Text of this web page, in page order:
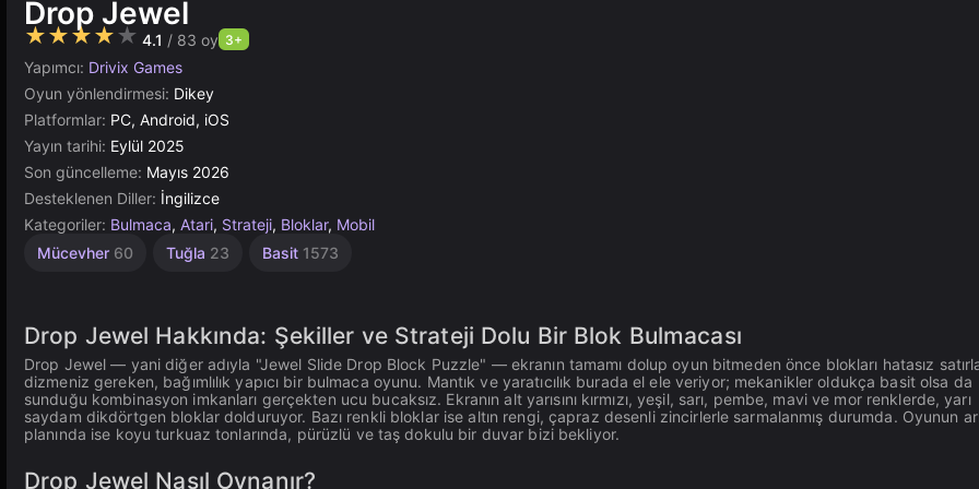
Drop Jewel
★★★★★ 4.1 / 83 oy 3+
Yapımcı: Drivix Games
Oyun yönlendirmesi: Dikey
Platformlar: PC, Android, iOS
Yayın tarihi: Eylül 2025
Son güncelleme: Mayıs 2026
Desteklenen Diller: İngilizce
Kategoriler: Bulmaca, Atari, Strateji, Bloklar, Mobil
Mücevher 60 Tuğla 23 Basit 1573
Drop Jewel Hakkında: Şekiller ve Strateji Dolu Bir Blok Bulmacası
Drop Jewel — yani diğer adıyla "Jewel Slide Drop Block Puzzle" — ekranın tamamı dolup oyun bitmeden önce blokları hatasız
dizmeniz gereken, bağımlılık yapıcı bir bulmaca oyunu. Mantık ve yaratıcılık burada el ele veriyor; mekanikler oldukça basit olsa da
sunduğu kombinasyon imkanları gerçekten ucu bucaksız. Ekranın alt yarısını kırmızı, yeşil, sarı, pembe, mavi ve mor renklerde, yarı
saydam dikdörtgen bloklar dolduruyor. Bazı renkli bloklar ise altın rengi, çapraz desenli zincirlerle sarmalanmış durumda. Oyunun
planında ise koyu turkuaz tonlarında, pürüzlü ve taş dokulu bir duvar bizi bekliyor.
Drop Jewel Nasıl Oynanır?